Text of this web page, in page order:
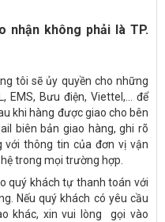
nhận không phải là TP.
tôi sẽ ủy quyền cho những
EMS, Bưu điện, Viettel,… để
khi hàng được giao cho bên
biên bản giao hàng, ghi rõ
thông tin của đơn vị vận
trong mọi trường hợp.
quý khách tự thanh toán với
Nếu quý khách có yêu cầu
khác, xin vui lòng
gọi vào